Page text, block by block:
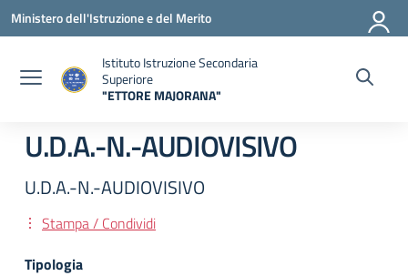
Vai ai contenuti
Vai al menu di navigazione
Vai al footer
Ministero dell'Istruzione e del Merito
Istituto Istruzione Secondaria
Superiore
"ETTORE MAJORANA"
U.D.A.-N.-AUDIOVISIVO
U.D.A.-N.-AUDIOVISIVO
Stampa / Condividi
Tipologia